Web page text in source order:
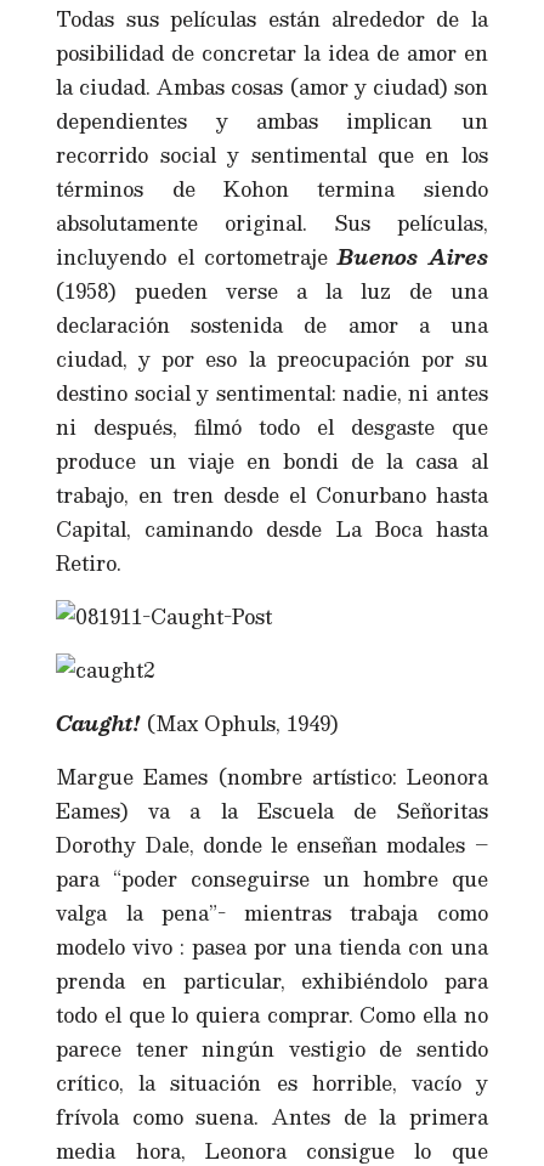
Todas sus películas están alrededor de la
posibilidad de concretar la idea de amor en
la ciudad. Ambas cosas (amor y ciudad) son
dependientes y ambas implican un
recorrido social y sentimental que en los
términos de Kohon termina siendo
absolutamente original. Sus películas,
incluyendo el cortometrajeBuenos Aires
(1958) pueden verse a la luz de una
declaración sostenida de amor a una
ciudad, y por eso la preocupación por su
destino social y sentimental: nadie, ni antes
ni después, filmó todo el desgaste que
produce un viaje en bondi de la casa al
trabajo, en tren desde el Conurbano hasta
Capital, caminando desde La Boca hasta
Retiro.
Caught! (Max Ophuls, 1949)
Margue Eames (nombre artístico: Leonora
Eames) va a la Escuela de Señoritas
Dorothy Dale, donde le enseñan modales –
para “poder conseguirse un hombre que
valga la pena”- mientras trabaja como
modelo vivo : pasea por una tienda con una
prenda en particular, exhibiéndolo para
todo el que lo quiera comprar. Como ella no
parece tener ningún vestigio de sentido
crítico, la situación es horrible, vacío y
frívola como suena. Antes de la primera
media hora, Leonora consigue lo que